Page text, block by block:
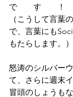
で　　す　　！
（こうして言葉
で、言葉にも
もたらします。）
怒涛のシルバー
て、さらに週末
冒頭のしょうも